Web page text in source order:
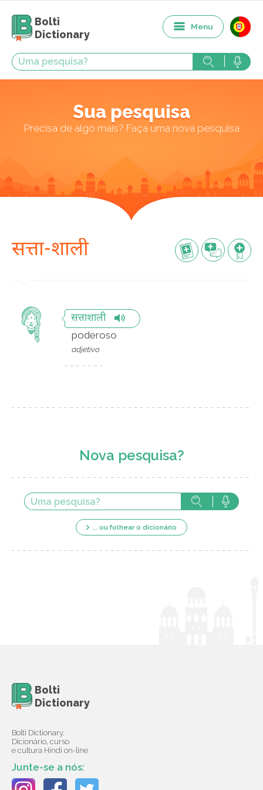
Bolti
Dictionary
Menu
Sua pesquisa
Precisa de algo mais? Faça uma nova pesquisa
सत्ता-शाली
सत्ताशाली
poderoso
adjetivo
Nova pesquisa?
... ou folhear o dicionário
Bolti
Dictionary
Bolti Dictionary,
Dicionário, curso
e cultura Hindi on-line
Junte-se a nós: